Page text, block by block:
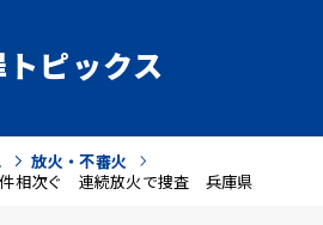
大
ピックス
放火・不審火
相次ぐ 連続放火で捜査 兵庫県